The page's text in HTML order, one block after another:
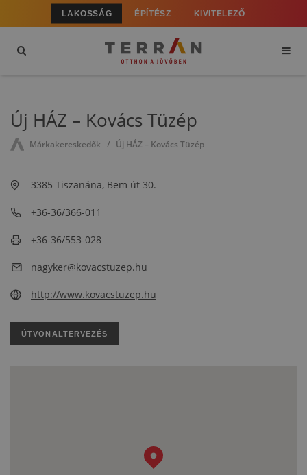
LAKOSSÁG ÉPÍTÉSZ KIVITELEZŐ
Új HÁZ – Kovács Tüzép
Márkakereskedők Új HÁZ – Kovács Tüzép
3385 Tiszanána, Bem út 30.
+36-36/366-011
+36-36/553-028
nagyker@kovacstuzep.hu
http://www.kovacstuzep.hu
ÚTVONALTERVEZÉS